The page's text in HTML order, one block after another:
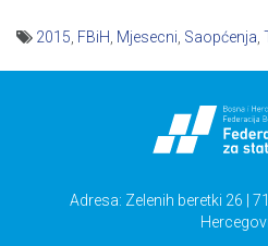
2015 FBiH Mjesecni Saopćenja
Adresa: Zelenih beretki 26 |